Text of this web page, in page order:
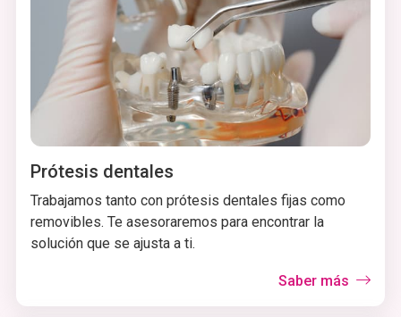
Prótesis dentales
Trabajamos tanto con prótesis dentales fijas como
removibles. Te asesoraremos para encontrar la
solución que se ajusta a ti.
Saber más